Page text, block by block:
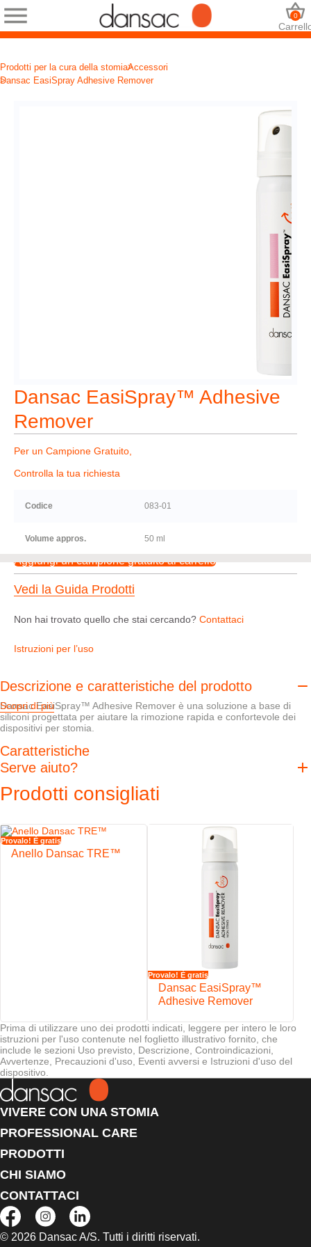
0
Prodotti per la cura della stomiaAccessori
Dansac EasiSpray Adhesive Remover
Dansac EasiSpray™ Adhesive
Remover
Per un Campione Gratuito,
Controlla la tua richiesta
Codice 083-01
Volume appros. 50 ml
Aggiungi un campione gratuito al carrello
Vedi la Guida Prodotti
Non hai trovato quello che stai cercando? Contattaci
Istruzioni per l’uso
Descrizione e caratteristiche del prodotto
Dansac EasiSpray™ Adhesive Remover è una soluzione a base di
siliconi progettata per aiutare la rimozione rapida e confortevole dei
dispositivi per stomia.
Caratteristiche
Facile da applicare da qualsiasi angolazione, anche dal basso o
Alcohol-free ideale anche per pelli sensibili
Scopri di più
Serve aiuto?
Prodotti consigliati
Provalo! È gratis
Anello Dansac TRE™
Provalo! È gratis
Dansac EasiSpray™
Adhesive Remover
Prima di utilizzare uno dei prodotti indicati, leggere per intero le loro
istruzioni per l'uso contenute nel foglietto illustrativo fornito, che
include le sezioni Uso previsto, Descrizione, Controindicazioni,
Avvertenze, Precauzioni d'uso, Eventi avversi e Istruzioni d'uso del
dispositivo.
VIVERE CON UNA STOMIA
PROFESSIONAL CARE
PRODOTTI
CHI SIAMO
CONTATTACI
© 2026 Dansac A/S. Tutti i diritti riservati.